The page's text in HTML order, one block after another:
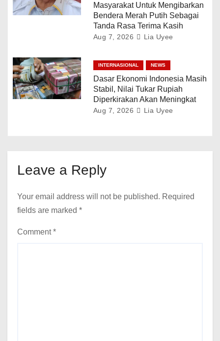
Masyarakat Untuk Mengibarkan
Bendera Merah Putih Sebagai
Tanda Rasa Terima Kasih
Aug 7, 2026 Lia Uyee
INTERNASIONAL NEWS
Dasar Ekonomi Indonesia Masih
Stabil, Nilai Tukar Rupiah
Diperkirakan Akan Meningkat
Aug 7, 2026 Lia Uyee
Leave a Reply
Your email address will not be published. Required
fields are marked *
Comment*